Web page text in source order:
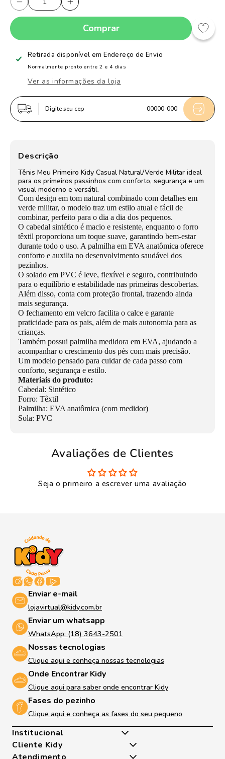
Diminuir
a
de
Tênis
Infantil
Menino
Casual
Bebê
Verde
Aumentar
a
quantidade
de
Tênis
Infantil
Menino
Bebê
Comprar
Retirada disponível emEndereço de Envio
Normalmente pronto entre 2 e 4 dias
Ver as informações da loja
Digite seu cep 00000-000
Descrição
Tênis Meu Primeiro Kidy Casual Natural/Verde Militar ideal
para os primeiros passinhos com conforto, segurança e um
visual moderno e versátil.
Com design em tom natural combinado com detalhes em
verde militar, o modelo traz um estilo atual e fácil de
combinar, perfeito para o dia a dia dos pequenos.
O cabedal sintético é macio e resistente, enquanto o forro
têxtil proporciona um toque suave, garantindo bem-estar
durante todo o uso. A palmilha em EVA anatômica oferece
conforto e auxilia no desenvolvimento saudável dos
pezinhos.
O solado em PVC é leve, flexível e seguro, contribuindo
para o equilíbrio e estabilidade nas primeiras descobertas.
Além disso, conta com proteção frontal, trazendo ainda
mais segurança.
O fechamento em velcro facilita o calce e garante
praticidade para os pais, além de mais autonomia para as
crianças.
Também possui palmilha medidora em EVA, ajudando a
acompanhar o crescimento dos pés com mais precisão.
Um modelo pensado para cuidar de cada passo com
conforto, segurança e estilo.
Materiais do produto:
Cabedal: Sintético
Forro: Têxtil
Palmilha: EVA anatômica (com medidor)
Sola: PVC
Avaliações de Clientes
Seja o primeiro a escrever uma avaliação
Enviar e-mail
lojavirtual@kidy.com.br
Enviar um whatsapp
WhatsApp: (18) 3643-2501
Nossas tecnologias
Clique aqui e conheça nossas tecnologias
Onde Encontrar Kidy
Clique aqui para saber onde encontrar Kidy
Fases do pezinho
Clique aqui e conheça as fases do seu pequeno
Institucional
Quem somos
Cliente Kidy